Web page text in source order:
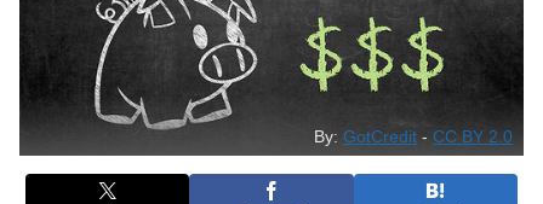
By:GotCredit -CC BY 2.0